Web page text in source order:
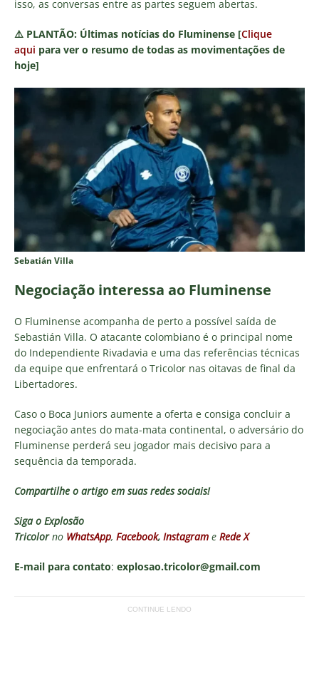
isso, as conversas entre as partes seguem abertas.
⚠️ PLANTÃO: Últimas notícias do Fluminense [Clique
aqui para ver o resumo de todas as movimentações de
hoje]
Sebatián Villa
Negociação interessa ao Fluminense
O Fluminense acompanha de perto a possível saída de
Sebastián Villa. O atacante colombiano é o principal nome
do Independiente Rivadavia e uma das referências técnicas
da equipe que enfrentará o Tricolor nas oitavas de final da
Libertadores.
Caso o Boca Juniors aumente a oferta e consiga concluir a
negociação antes do mata-mata continental, o adversário do
Fluminense perderá seu jogador mais decisivo para a
sequência da temporada.
Compartilhe o artigo em suas redes sociais!
Siga o Explosão
Tricolorno WhatsApp, Facebook, Instagram e Rede X
E-mail para contato: explosao.tricolor@gmail.com
CONTINUE LENDO